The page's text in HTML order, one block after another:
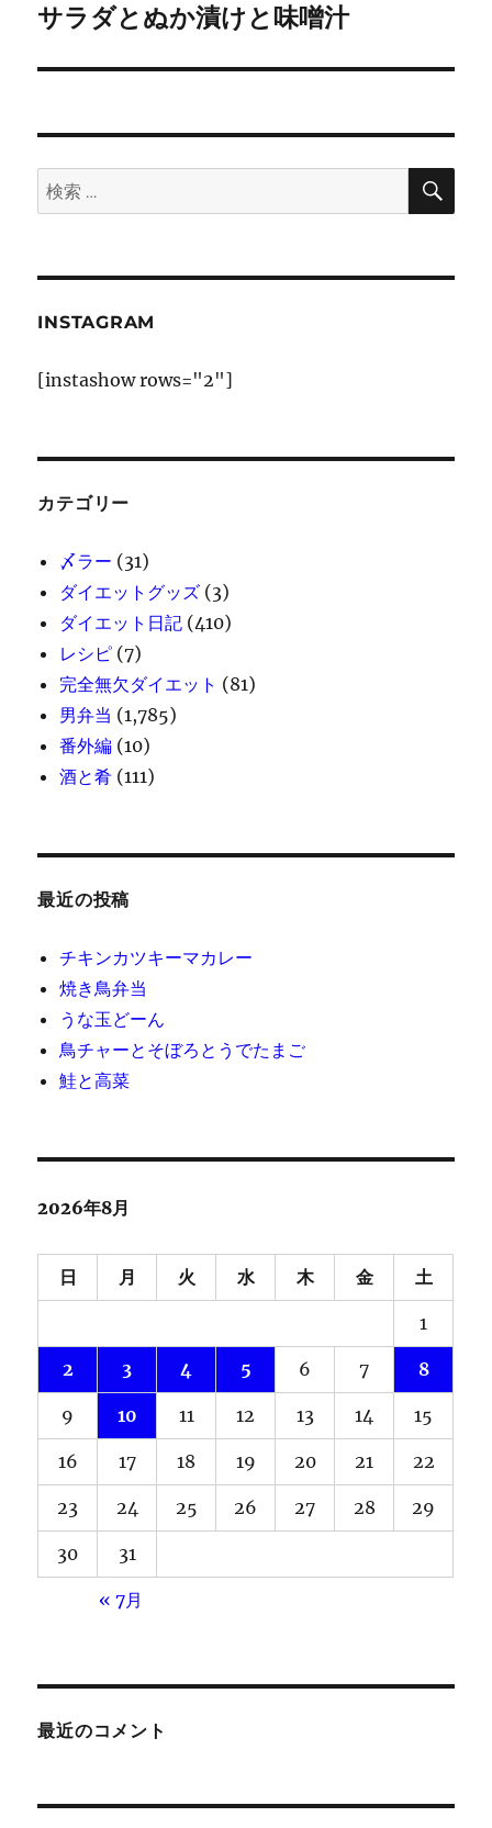
ー
シ
ン
次
投
サラダとぬか漬けと味噌汁
検
索:
検
INSTAGRAM
[instashow rows="2"]
カテゴリー
〆ラー (31)
ダイエットグッズ (3)
ダイエット日記 (410)
レシピ (7)
完全無欠ダイエット (81)
男弁当 (1,785)
番外編 (10)
酒と肴 (111)
最近の投稿
チキンカツキーマカレー
焼き鳥弁当
うな玉どーん
鳥チャーとそぼろとうでたまご
鮭と高菜
2026年8月
日 月 火 水 木 金 土
1
2 3 4 5 6 7 8
9 10 11 12 13 14 15
16 17 18 19 20 21 22
23 24 25 26 27 28 29
30 31
« 7月
最近のコメント